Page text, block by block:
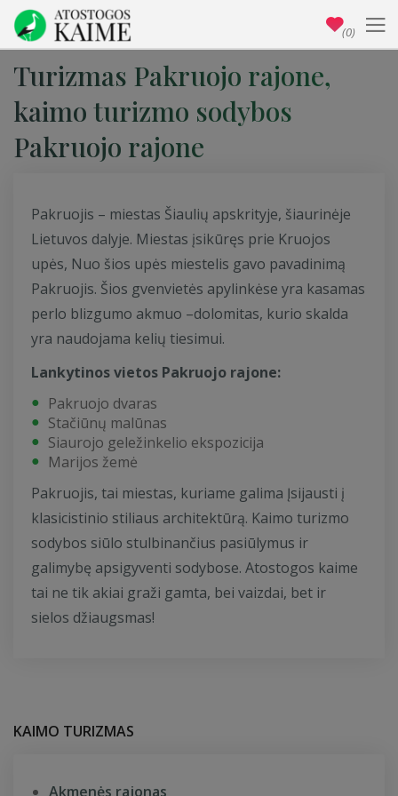
Turizmas Pakruojo rajone,
kaimo turizmo sodybos
Pakruojo rajone
Pakruojis – miestas Šiaulių apskrityje, šiaurinėje
Lietuvos dalyje. Miestas įsikūręs prie Kruojos
upės, Nuo šios upės miestelis gavo pavadinimą
Pakruojis. Šios gvenvietės apylinkėse yra kasamas
perlo blizgumo akmuo –dolomitas, kurio skalda
yra naudojama kelių tiesimui.
Lankytinos vietos Pakruojo rajone:
Pakruojo dvaras
Stačiūnų malūnas
Siaurojo geležinkelio ekspozicija
Marijos žemė
Pakruojis, tai miestas, kuriame galima Įsijausti į
klasicistinio stiliaus architektūrą. Kaimo turizmo
sodybos siūlo stulbinančius pasiūlymus ir
galimybę apsigyventi sodybose. Atostogos kaime
tai ne tik akiai graži gamta, bei vaizdai, bet ir
sielos džiaugsmas!
KAIMO TURIZMAS
Akmenės rajonas
(0)